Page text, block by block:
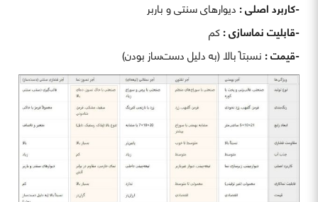
-کاربرد اصلی :دیوارهای سنتی و باربر
-قابلیت نماسازی :کم
-قیمت :نسبتاً بالا (به دلیل دست‌ساز بودن)